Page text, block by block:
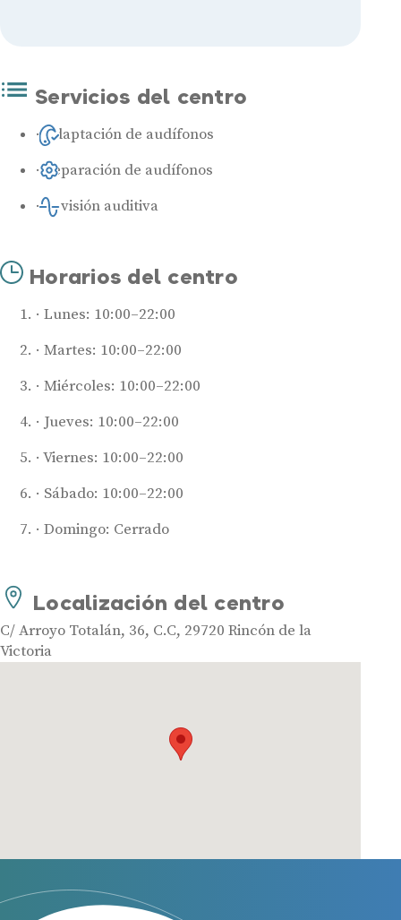
Servicios del centro
Adaptación de audífonos
Reparación de audífonos
Revisión auditiva
Horarios del centro
Lunes: 10:00–22:00
Martes: 10:00–22:00
Miércoles: 10:00–22:00
Jueves: 10:00–22:00
Viernes: 10:00–22:00
Sábado: 10:00–22:00
Domingo: Cerrado
Localización del centro
C/ Arroyo Totalán, 36, C.C, 29720 Rincón de la
Victoria
Audífonos
Audífonos baratos
Audífonos invisibles
Audífonos recargables
Centros Auditivos en Madrid